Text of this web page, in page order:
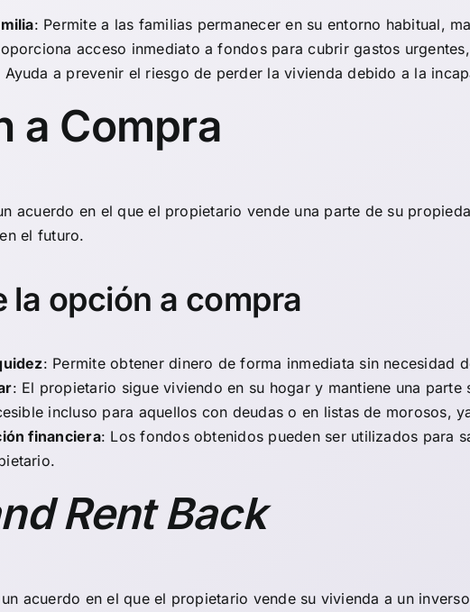
: Permite a las familias permanecer en su entorno habitual,
acceso inmediato a fondos para cubrir gastos
Ayuda a prevenir el riesgo de perder la vivienda debido a la
a Compra
acuerdo en el que el propietario vende una parte de su
el futuro.
la opción a compra
: Permite obtener dinero de forma inmediata sin necesidad
: El propietario sigue viviendo en su hogar y mantiene una
incluso para aquellos con deudas o en listas de morosos,
financiera: Los fondos obtenidos pueden ser utilizados para
Rent Back
acuerdo en el que el propietario vende su vivienda a un